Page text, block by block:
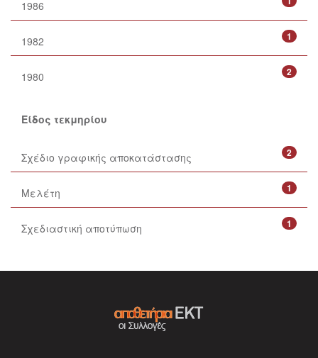
1986
1
1982
2
1980
Είδος τεκμηρίου
2
Σχέδιο γραφικής αποκατάστασης
1
Μελέτη
1
Σχεδιαστική αποτύπωση